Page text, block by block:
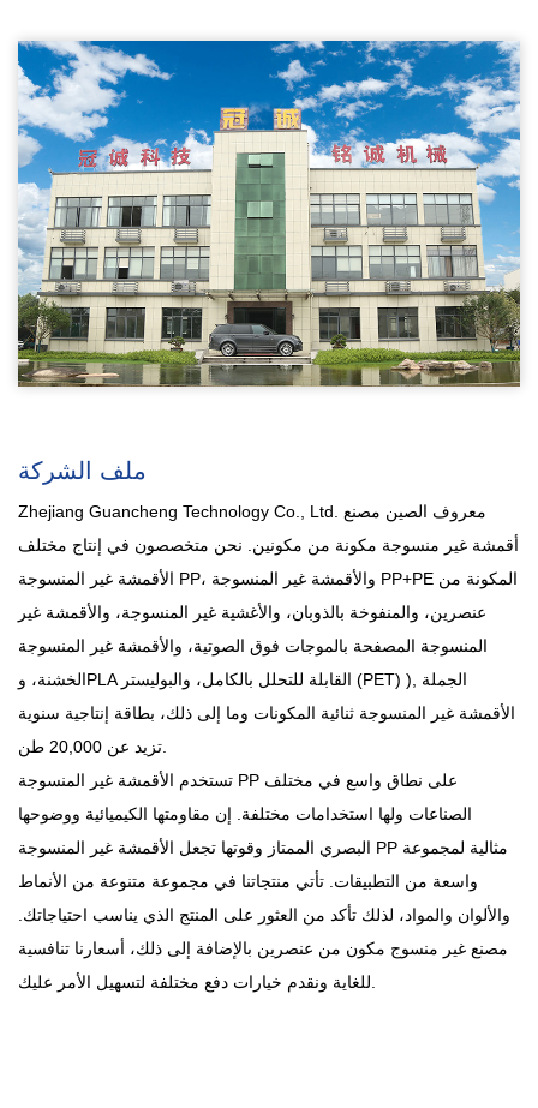
ملف الشركة
Zhejiang Guancheng Technology Co., Ltd. معروف الصين مصنع
أقمشة غير منسوجة مكونة من مكونين. نحن متخصصون في إنتاج مختلف
الأقمشة غير المنسوجة PP، والأقمشة غير المنسوجة PP+PE المكونة من
عنصرين، والمنفوخة بالذوبان، والأغشية غير المنسوجة، والأقمشة غير
المنسوجة المصفحة بالموجات فوق الصوتية، والأقمشة غير المنسوجة
الخشنة، وPLA القابلة للتحلل بالكامل، والبوليستر (PET) ), الجملة
الأقمشة غير المنسوجة ثنائية المكونات وما إلى ذلك، بطاقة إنتاجية سنوية
تزيد عن 20,000 طن.
تستخدم الأقمشة غير المنسوجة PP على نطاق واسع في مختلف
الصناعات ولها استخدامات مختلفة. إن مقاومتها الكيميائية ووضوحها
البصري الممتاز وقوتها تجعل الأقمشة غير المنسوجة PP مثالية لمجموعة
واسعة من التطبيقات. تأتي منتجاتنا في مجموعة متنوعة من الأنماط
والألوان والمواد، لذلك تأكد من العثور على المنتج الذي يناسب احتياجاتك.
مصنع غير منسوج مكون من عنصرين بالإضافة إلى ذلك، أسعارنا تنافسية
للغاية ونقدم خيارات دفع مختلفة لتسهيل الأمر عليك.